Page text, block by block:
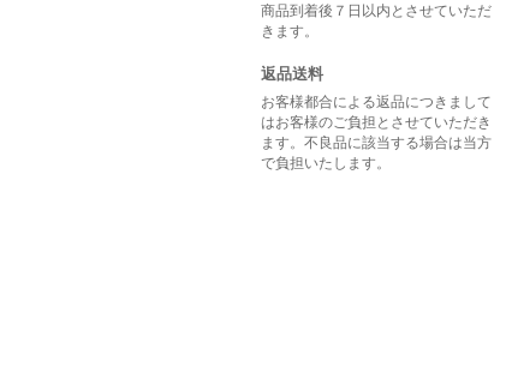
商品到着後７日以内とさせていただ
きます。
返品送料
お客様都合による返品につきまして
はお客様のご負担とさせていただき
ます。不良品に該当する場合は当方
で負担いたします。